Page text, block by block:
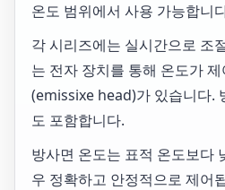
온도 범위에서 사용 가능합니
각 시리즈에는 실시간으로 조
는 전자 장치를 통해 온도가
(emissixe head)가 있습니다.
도 포함합니다.
방사면 온도는 표적 온도보다
우 정확하고 안정적으로 제어